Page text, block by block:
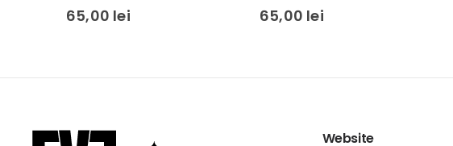
0 out of 5
65,00 lei 5.00 out of 5
65,00 lei
Website